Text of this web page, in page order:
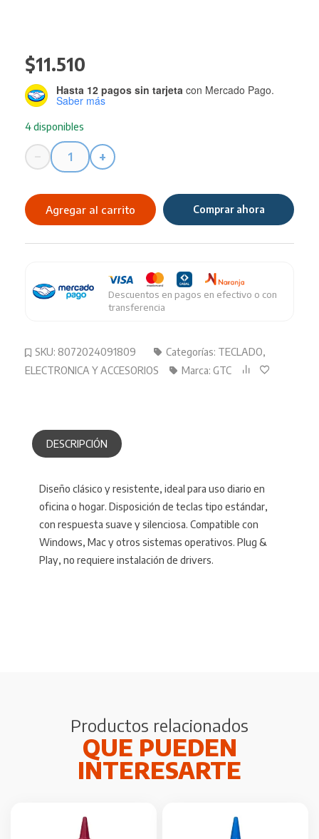
$11.510
4 disponibles
Hasta 12 pagos sin tarjeta con Mercado Pago.
Saber más
−
Teclado
Standard
USB
cantidad
+
Agregar al carrito Comprar ahora
SKU: 8072024091809 Categorías: TECLADO,
ELECTRONICA Y ACCESORIOS
Marca: GTC
Descuentos en pagos en efectivo o con
transferencia
DESCRIPCIÓN
Diseño clásico y resistente, ideal para uso diario en
oficina o hogar. Disposición de teclas tipo estándar,
con respuesta suave y silenciosa. Compatible con
Windows, Mac y otros sistemas operativos. Plug &
Play, no requiere instalación de drivers.
Productos relacionados